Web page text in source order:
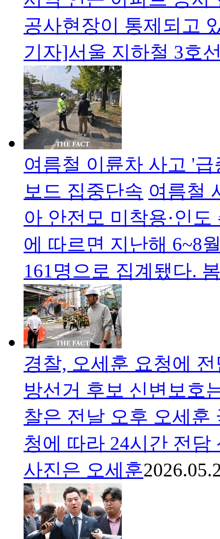
공사현장이 통제되고
기자]서울 지하철 3호
여름철 이륜차 사고 '
보드 집중단속 여름철
아 안전모 미착용·인
에 따르면 지난해 6~8
161명으로 집계됐다.
경찰, 오세훈 요청에
방선거 후보 신변보호
찰은 전날 오후 오세훈
청에 따라 24시간 전
사진은 오세훈